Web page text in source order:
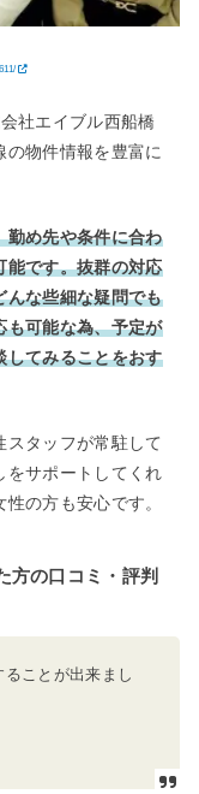
社エイブル西船橋
の物件情報を豊富に
勤め先や条件に合わ
能です。抜群の対応
んな些細な疑問でも
も可能な為、予定が
してみることをおす
スタッフが常駐して
をサポートしてくれ
の方も安心です。
方の口コミ・評判
ことが出来まし